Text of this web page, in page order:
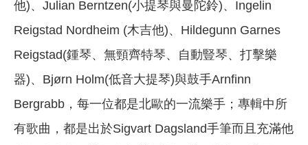
他)、Julian Berntzen(小提琴與曼陀鈴)、Ingelin
Reigstad Nordheim (木吉他)、Hildegunn Garnes
Reigstad(鍾琴、無頸齊特琴、自動豎琴、打擊樂
器)、Bjørn Holm(低音大提琴)與鼓手Arnfinn
Bergrabb，每一位都是北歐的一流樂手；專輯中所
有歌曲，都是出於Sigvart Dagsland手筆而且充滿他